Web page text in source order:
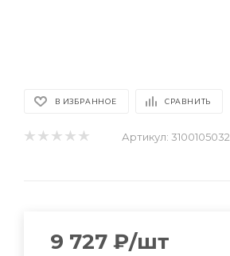
В ИЗБРАННОЕ СРАВНИТЬ
Артикул: 3100105032
9 727 ₽/шт